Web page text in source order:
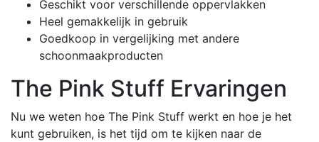
Geschikt voor verschillende oppervlakken
Heel gemakkelijk in gebruik
Goedkoop in vergelijking met andere
schoonmaakproducten
The Pink Stuff Ervaringen
Nu we weten hoe The Pink Stuff werkt en hoe je het
kunt gebruiken, is het tijd om te kijken naar de